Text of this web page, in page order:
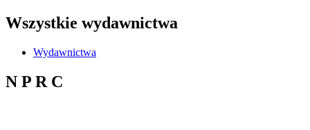
Wszystkie wydawnictwa
Wydawnictwa
N P R C